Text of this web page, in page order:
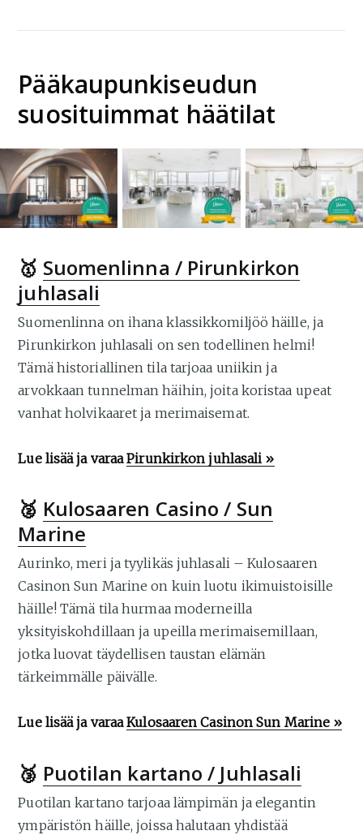
Pääkaupunkiseudun
suosituimmat häätilat
🥇 Suomenlinna / Pirunkirkon
juhlasali
Suomenlinna on ihana klassikkomiljöö häille, ja
Pirunkirkon juhlasali on sen todellinen helmi!
Tämä historiallinen tila tarjoaa uniikin ja
arvokkaan tunnelman häihin, joita koristaa upeat
vanhat holvikaaret ja merimaisemat.
Lue lisää ja varaaPirunkirkon juhlasali »
🥈 Kulosaaren Casino / Sun
Marine
Aurinko, meri ja tyylikäs juhlasali – Kulosaaren
Casinon Sun Marine on kuin luotu ikimuistoisille
häille! Tämä tila hurmaa moderneilla
yksityiskohdillaan ja upeilla merimaisemillaan,
jotka luovat täydellisen taustan elämän
tärkeimmälle päivälle.
Lue lisää ja varaaKulosaaren Casinon Sun Marine »
🥉 Puotilan kartano / Juhlasali
Puotilan kartano tarjoaa lämpimän ja elegantin
ympäristön häille, joissa halutaan yhdistää